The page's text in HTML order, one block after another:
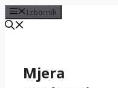
Izbornik
sadržajMjera